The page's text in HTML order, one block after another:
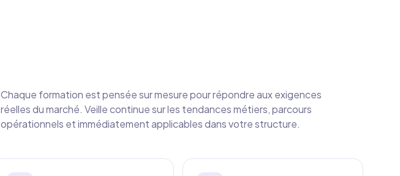
Chaque formation est pensée sur mesure pour répondre aux exigences
réelles du marché. Veille continue sur les tendances métiers, parcours
opérationnels et immédiatement applicables dans votre structure.